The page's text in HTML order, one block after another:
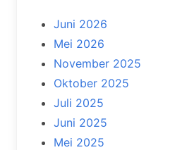
Juni 2026
Mei 2026
November 2025
Oktober 2025
Juli 2025
Juni 2025
Mei 2025